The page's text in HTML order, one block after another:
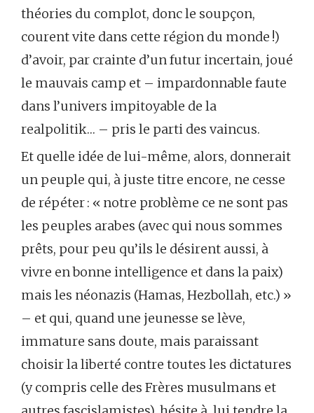
théories du complot, donc le soupçon,
courent vite dans cette région du monde !)
d’avoir, par crainte d’un futur incertain, joué
le mauvais camp et – impardonnable faute
dans l’univers impitoyable de la
realpolitik… – pris le parti des vaincus.
Et quelle idée de lui-même, alors, donnerait
un peuple qui, à juste titre encore, ne cesse
de répéter : « notre problème ce ne sont pas
les peuples arabes (avec qui nous sommes
prêts, pour peu qu’ils le désirent aussi, à
vivre en bonne intelligence et dans la paix)
mais les néonazis (Hamas, Hezbollah, etc.) »
– et qui, quand une jeunesse se lève,
immature sans doute, mais paraissant
choisir la liberté contre toutes les dictatures
(y compris celle des Frères musulmans et